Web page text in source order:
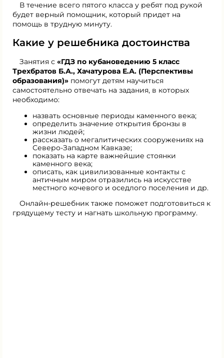
В течение всего пятого класса у ребят под рукой
будет верный помощник, который придет на
помощь в трудную минуту.
Какие у решебника достоинства
Занятия с «ГДЗ по кубановедению 5 класс
Трехбратов Б.А., Хачатурова Е.А. (Перспективы
образования)» помогут детям научиться
самостоятельно отвечать на задания, в которых
необходимо:
назвать основные периоды каменного века;
определить значение открытия бронзы в
жизни людей;
рассказать о мегалитических сооружениях на
Северо-Западном Кавказе;
показать на карте важнейшие стоянки
каменного века;
описать, как цивилизованные контакты с
античным миром отразились на искусстве
местного кочевого и оседлого поселения и др.
Онлайн-решебник также поможет подготовиться к
грядущему тесту и нагнать школьную программу.